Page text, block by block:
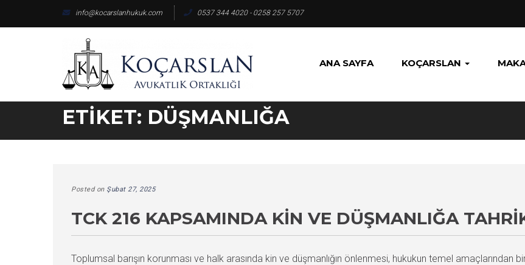
info@kocarslanhukuk.com 0537 344 4020 - 0258 257 5707
ANA SAYFA KOÇARSLAN
ETIKET: DÜŞMANLIĞA
Posted on Şubat 27, 2025
TCK 216 KAPSAMINDA KIN VE DÜŞMANLIĞA
Toplumsal barışın korunması ve halk arasında kin ve düşmanlığın önlenmesi, hukukun temel amaçlarından